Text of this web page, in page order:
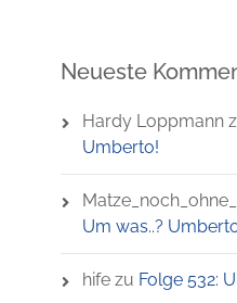
Neueste
Hardy Loppmann
Umberto!
Um was..?
hifezu Folge 532: